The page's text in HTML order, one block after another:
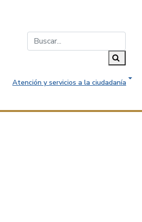
Atención y servicios a la ciudadanía